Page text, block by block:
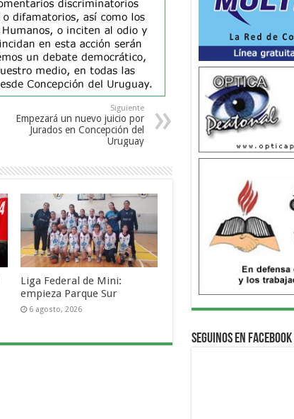
Siguiente
Empezará un nuevo juicio por
Jurados en Concepción del
Uruguay
Liga Federal de Mini:
empieza Parque Sur
6 agosto, 2026
Seguinos en Facebook